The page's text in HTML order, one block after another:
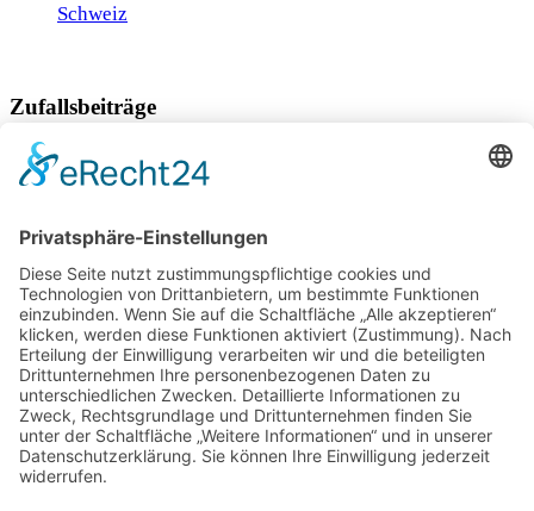
Schweiz
Zufallsbeiträge
Ein Juwel im Herzen der italienischen Dolomiten
Walzer auf Wellen mit „Let’s Dance“-Stars